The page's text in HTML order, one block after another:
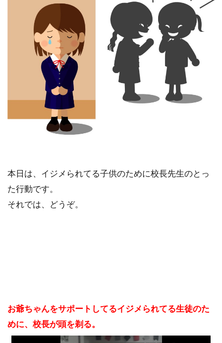
本日は、イジメられてる子供のために校長先生のとっ
た行動です。
それでは、どうぞ。
お爺ちゃんをサポートしてるイジメられてる生徒のた
めに、校長が頭を剃る。